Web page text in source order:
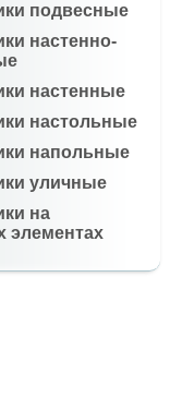
подвесные
настенно-
настенные
настольные
напольные
уличные
на
элементах